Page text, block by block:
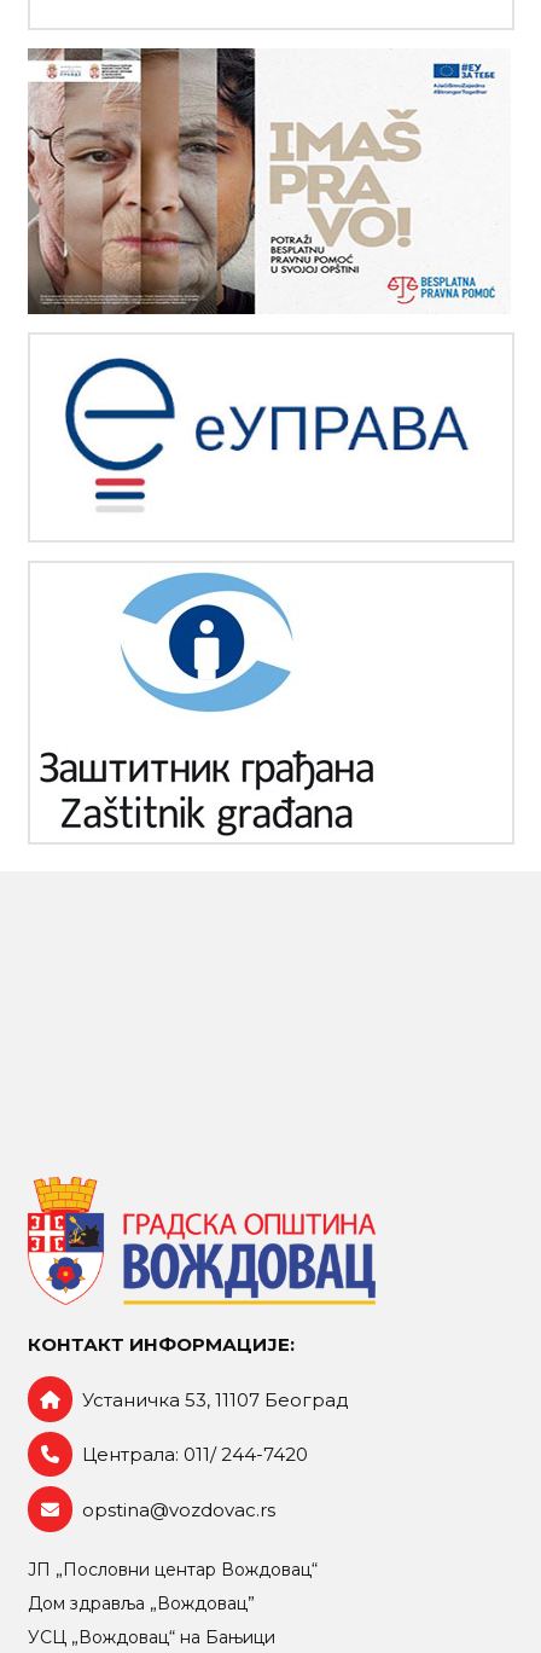
КОНТАКТ ИНФОРМАЦИЈЕ:
Устаничка 53, 11107 Београд
Централа: 011/ 244-7420
opstina@vozdovac.rs
ЈП „Пословни центар Вождовац“
Дом здравља „Вождовац”
УСЦ „Вождовац“ на Бањици